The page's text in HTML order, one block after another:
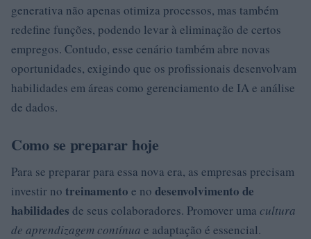
generativa não apenas otimiza processos, mas também
redefine funções, podendo levar à eliminação de certos
empregos. Contudo, esse cenário também abre novas
oportunidades, exigindo que os profissionais desenvolvam
habilidades em áreas como gerenciamento de IA e análise
de dados.
Como se preparar hoje
Para se preparar para essa nova era, as empresas precisam
investir no treinamento e no desenvolvimento de
habilidades de seus colaboradores. Promover uma cultura
de aprendizagem contínua e adaptação é essencial.